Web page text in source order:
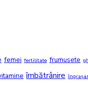
femei fertilitate frumusete
îmbătrânire